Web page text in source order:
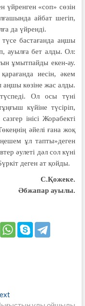
үйренген «соп» сөзін
айбат шегіп,
да үйренді.
түсе бастағанда аңшы
ауылға бет алды. Ол:
ұмытпайды екен-ау.
иесін, әкем
аңшы көзіне жас алды.
Ол осы түні
күйіне түсіріп,
інісі Жорабекті
әйелі ғана жоқ
ұл тапты»деген
әулеті дәл сол күні
деген ат қойды.
С.Қожеке.
Әбжапар ауылы.